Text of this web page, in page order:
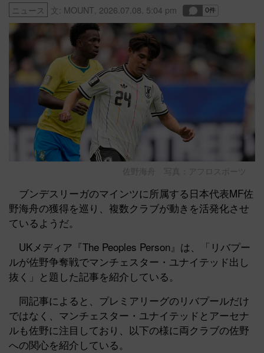
ニュース 文: MOUNT 2026.07.08. 5:04 pm
佐野海舟 写真：アフロスポーツ
ブンデスリーガのマインツに所属する日本代表MF佐
野海舟の獲得を巡り、複数クラブが動きを活発化させ
ているようだ。
UKメディア『The Peoples Person』は、「リバプー
ルが佐野争奪戦でマンチェスター・ユナイテッド出し
抜く」と題した記事を紹介している。
同記事によると、プレミアリーグのリバプールだけ
ではなく、マンチェスター・ユナイテッドとアーセナ
ルも佐野に注目しており、以下の様に両クラブの佐野
への関心を紹介している。